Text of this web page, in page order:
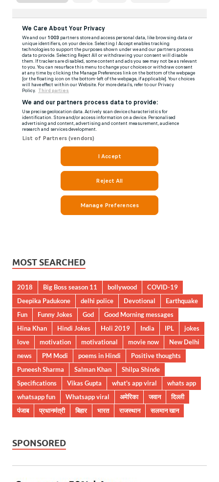
MOST SEARCHED
2018 Big Boss season 11 bollywood
COVID-19
Deepika Padukone
delhi police Devotional
Earthquake
Fun
Funny Jokes God
Good Morning messages
Hina Khan
Hindi Jokes Holi 2019 India IPL
jokes
love
motivation motivational movie now
New Delhi
news
PM Modi poems in Hindi
Positive thoughts
Puneesh Sharma
Salman Khan
Shilpa Shinde
Specifications
Vikas Gupta what's app viral
whats app
whatsapp fun
Whatsapp viral अमेरिका जवान
दिल्ली
पंजाब
प्रधानमंत्री बिहार भारत राजस्थान सलमान खान
SPONSORED